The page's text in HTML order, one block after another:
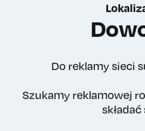
Do reklamy sieci
Szukamy reklamowej
składać